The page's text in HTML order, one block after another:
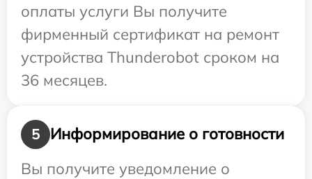
оплаты услуги Вы получите
фирменный сертификат на ремонт
устройства Thunderobot сроком на
36 месяцев.
5
Информирование о готовности
Вы получите уведомление о